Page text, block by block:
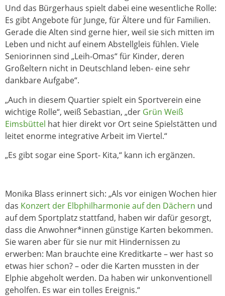
Und das Bürgerhaus spielt dabei eine wesentliche Rolle:
Es gibt Angebote für Junge, für Ältere und für Familien.
Gerade die Alten sind gerne hier, weil sie sich mitten im
Leben und nicht auf einem Abstellgleis fühlen. Viele
Seniorinnen sind „Leih-Omas“ für Kinder, deren
Großeltern nicht in Deutschland leben- eine sehr
dankbare Aufgabe“.
„Auch in diesem Quartier spielt ein Sportverein eine
wichtige Rolle“, weiß Sebastian, „der Grün Weiß
Eimsbüttel hat hier direkt vor Ort seine Spielstätten und
leitet enorme integrative Arbeit im Viertel.“
„Es gibt sogar eine Sport- Kita,“ kann ich ergänzen.
Monika Blass erinnert sich: „Als vor einigen Wochen hier
das Konzert der Elbphilharmonie auf den Dächern und
auf dem Sportplatz stattfand, haben wir dafür gesorgt,
dass die Anwohner*innen günstige Karten bekommen.
Sie waren aber für sie nur mit Hindernissen zu
erwerben: Man brauchte eine Kreditkarte – wer hast so
etwas hier schon? – oder die Karten mussten in der
Elphie abgeholt werden. Da haben wir unkonventionell
geholfen. Es war ein tolles Ereignis.“